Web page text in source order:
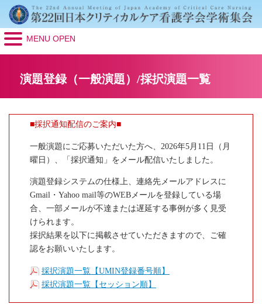
MENU OPEN
演題登録（一般演題）/採択演題一覧
■採択通知配信のご案内■
一般演題にご応募いただいた方へ、2026年5月11日（月
曜日）、「採択通知」をメール配信いたしました。
演題登録システムの仕様上、連絡先メールアドレスに
Gmail・Yahoo mail等のWEBメールを登録している場
合、一部メールが不達または遅延する事例が多く見受
けられます。
採択結果を以下に掲載させていただきますので、ご確
認をお願いいたします。
採択演題一覧【UMIN登録番号順】
採択演題一覧【セッション順】